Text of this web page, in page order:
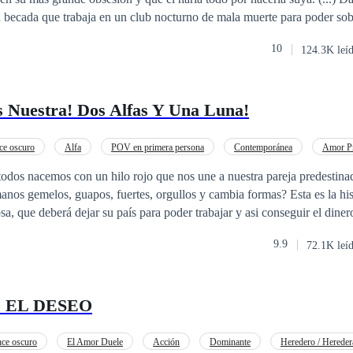
madre está temblando de miedo. — dice un hombre que sale de
esta pasando aquí?
que trabaja en un club nocturno de mala muerte para poder
de algún animal indefenso, se acerca y se consigue con la sorpresa
10 124.3K
Nuestra! Dos Alfas Y Una Luna!
oscuro Alfa POV en primera persona Contemporánea
Amor
nacemos con un hilo rojo que nos une a nuestra pareja
gemelos, guapos, fuertes, orgullos y cambia formas? Esta es la
el dinero suficiente para
que se odian, pero que serian capaces de hacer cualquier cosa
9.9 72.1K
DESEO
oscuro El Amor Duele Acción Dominante Heredero /